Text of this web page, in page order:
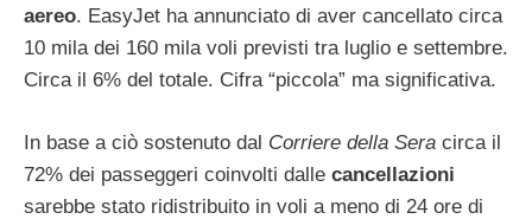
aereo. EasyJet ha annunciato di aver cancellato circa
10 mila dei 160 mila voli previsti tra luglio e settembre.
Circa il 6% del totale. Cifra “piccola” ma significativa.
In base a ciò sostenuto dal Corriere della Sera circa il
72% dei passeggeri coinvolti dalle cancellazioni
sarebbe stato ridistribuito in voli a meno di 24 ore di